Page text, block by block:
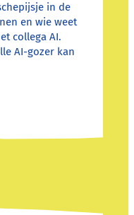
in de
en wie weet
collega AI.
AI-gozer kan